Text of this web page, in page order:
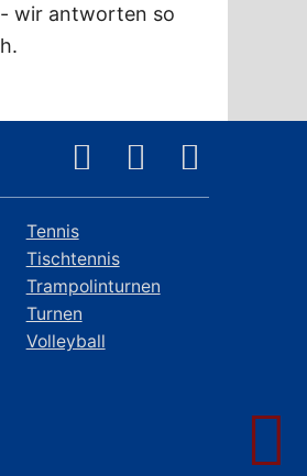
- wir antworten so
Tennis
Tischtennis
Trampolinturnen
Turnen
Volleyball